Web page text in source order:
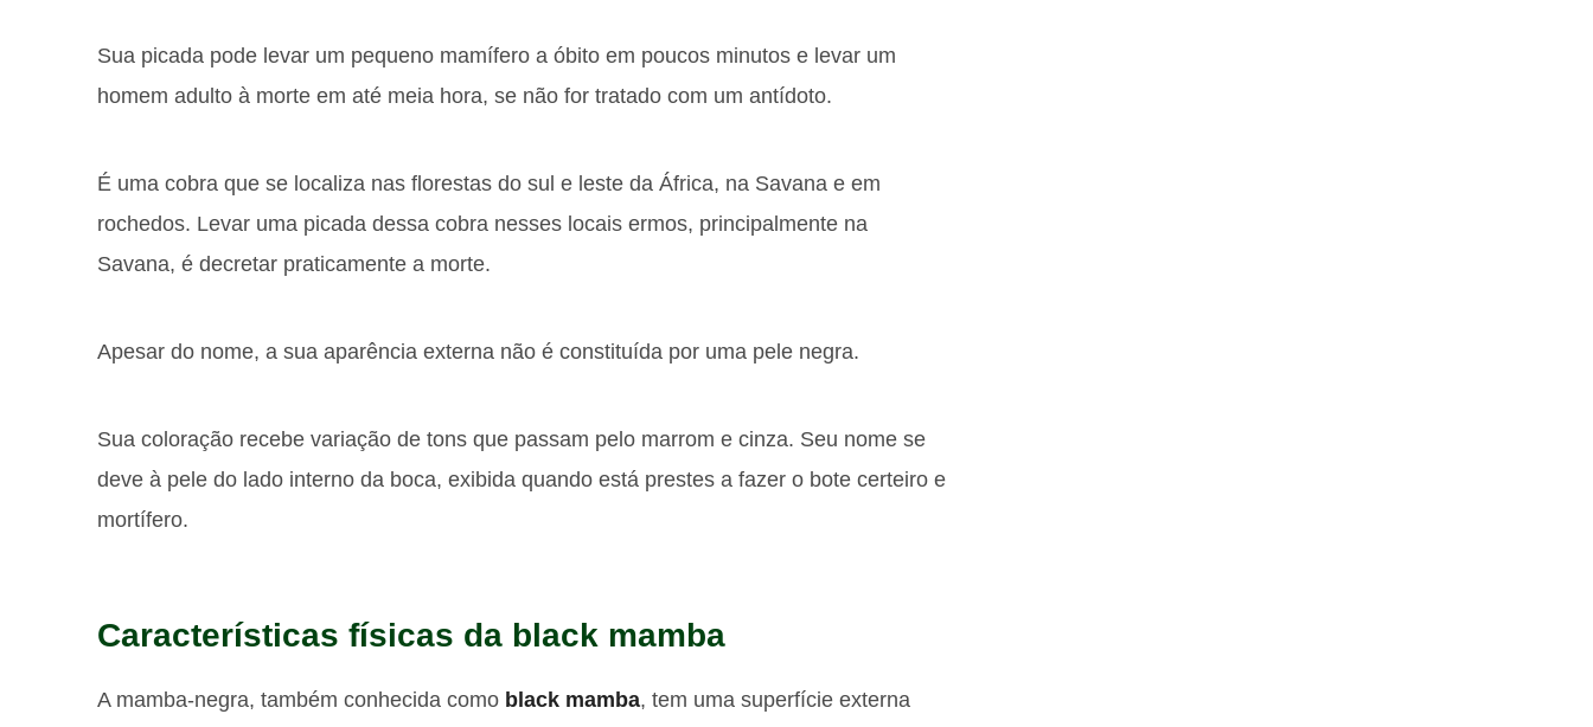
Sua picada pode levar um pequeno mamífero a óbito em poucos minutos e levar um
homem adulto à morte em até meia hora, se não for tratado com um antídoto.
É uma cobra que se localiza nas florestas do sul e leste da África, na Savana e em
rochedos. Levar uma picada dessa cobra nesses locais ermos, principalmente na
Savana, é decretar praticamente a morte.
Apesar do nome, a sua aparência externa não é constituída por uma pele negra.
Sua coloração recebe variação de tons que passam pelo marrom e cinza. Seu nome se
deve à pele do lado interno da boca, exibida quando está prestes a fazer o bote certeiro e
mortífero.
Características físicas da black mamba
A mamba-negra, também conhecida como black mamba, tem uma superfície externa